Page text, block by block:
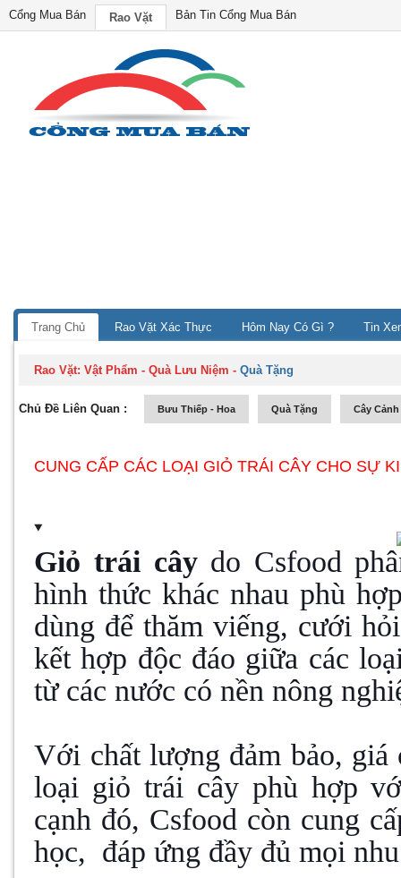
Cổng Mua Bán Rao Vặt Bản Tin Cổng Mua Bán
Trang Chủ Rao Vặt Xác Thực Hôm Nay Có Gì ? Tin
Rao Vặt:Vật Phẩm - Quà Lưu Niệm -Quà Tặng
Chủ Đề Liên Quan : Bưu Thiếp - Hoa Quà Tặng Cây
CUNG CẤP CÁC LOẠI GIỎ TRÁI CÂY CHO SỰ
Giỏ trái câydo Csfood
hình thức khác nhau phù
dùng để thăm viếng, cưới
kết hợp độc đáo giữa các
từ các nước có nền nông
Với chất lượng đảm bảo,
loại giỏ trái cây phù hợp
cạnh đó, Csfood còn cung
học, đáp ứng đầy đủ mọi